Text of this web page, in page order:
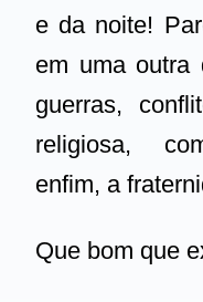
e da noite!
em uma outra
guerras,
religiosa,
enfim, a
Que bom que